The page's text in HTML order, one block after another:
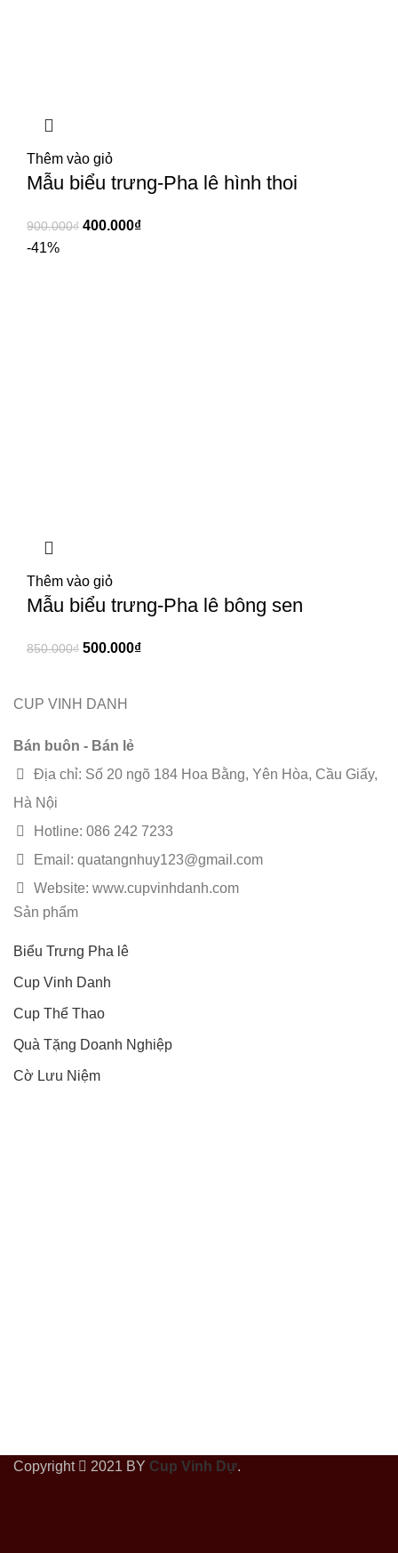
Thêm vào giỏ
Mẫu biểu trưng-Pha lê hình thoi
900.000₫ 400.000₫
-41%
Thêm vào giỏ
Mẫu biểu trưng-Pha lê bông sen
850.000₫ 500.000₫
CUP VINH DANH
Bán buôn - Bán lẻ
Địa chỉ: Số 20 ngõ 184 Hoa Bằng, Yên Hòa, Cầu Giấy,
Hà Nội
Hotline: 086 242 7233
Email: quatangnhuy123@gmail.com
Website: www.cupvinhdanh.com
Sản phẩm
Biểu Trưng Pha lê
Cup Vinh Danh
Cup Thể Thao
Quà Tặng Doanh Nghiệp
Cờ Lưu Niệm
Copyright 2021 BY Cup Vinh Dự.